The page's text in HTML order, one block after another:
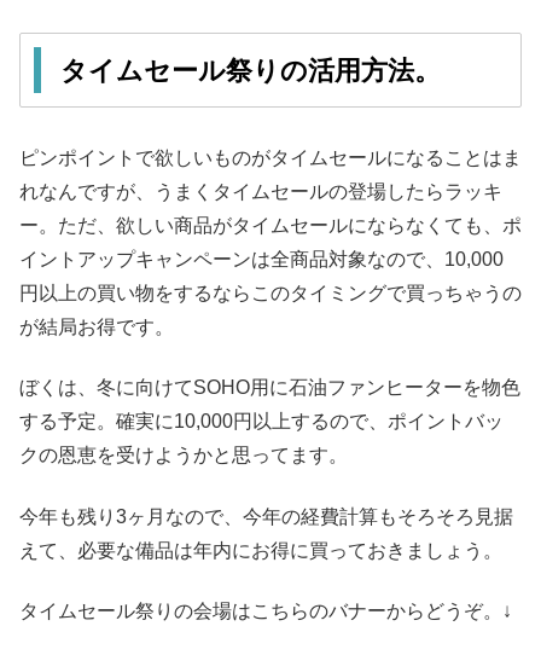
タイムセール祭りの活用方法。
ピンポイントで欲しいものがタイムセールになることはま
れなんですが、うまくタイムセールの登場したらラッキ
ー。ただ、欲しい商品がタイムセールにならなくても、ポ
イントアップキャンペーンは全商品対象なので、10,000
円以上の買い物をするならこのタイミングで買っちゃうの
が結局お得です。
ぼくは、冬に向けてSOHO用に石油ファンヒーターを物色
する予定。確実に10,000円以上するので、ポイントバッ
クの恩恵を受けようかと思ってます。
今年も残り3ヶ月なので、今年の経費計算もそろそろ見据
えて、必要な備品は年内にお得に買っておきましょう。
タイムセール祭りの会場はこちらのバナーからどうぞ。↓